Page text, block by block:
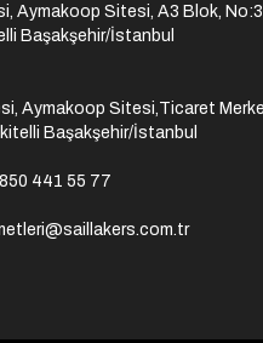
Aymakoop Sitesi, A3 Blok,
Başakşehir/İstanbul
Aymakoop Sitesi,Ticaret
Başakşehir/İstanbul
441 55 77